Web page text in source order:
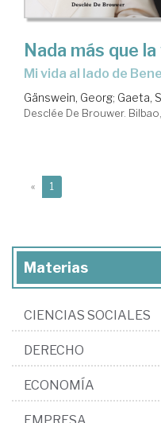
Nada más que
Mi vida al lado de
Gänswein, Georg; Gaeta,
Desclée De Brouwer.
« 1
Materias
CIENCIAS SOCIALES
DERECHO
ECONOMÍA